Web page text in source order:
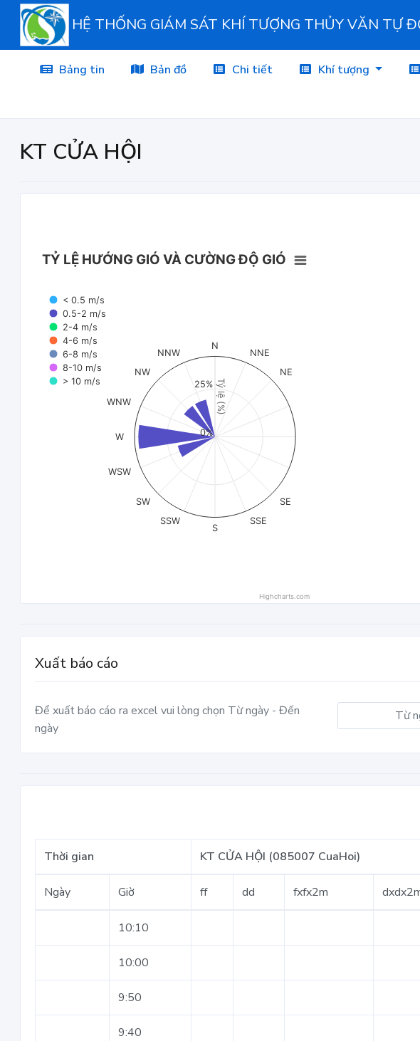
HỆ THỐNG GIÁM SÁT KHÍ TƯỢNG THỦY VĂN TỰ
Bảng tin Bản đồ Chi tiết Khí tượng
KT CỬA HỘI
Tỷ lệ (%)
TỶ LỆ HƯỚNG GIÓ VÀ CƯỜNG ĐỘ GIÓ
< 0.5 m/s
0.5-2 m/s
2-4 m/s
4-6 m/s
6-8 m/s
8-10 m/s
> 10 m/s
N
NNE
NE
SE
SSE
S
SSW
SW
WSW
W
WNW
NW
NNW
0%
25%
Highcharts.com
Xuất báo cáo
Để xuất báo cáo ra excel vui lòng chọn Từ ngày - Đến
ngày
Thời gian KT CỬA HỘI (085007 CuaHoi)
Ngày Giờ ff dd fxfx2m
10:10
10:00
9:50
9:40